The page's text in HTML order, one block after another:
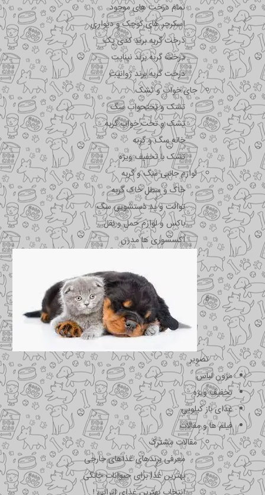
تمام درخت های موجود
اسکرچر های کوچک و دیواری
درخت گربه برند کدی پک
درخت گربه برند نیناپت
درخت گربه برند ژوانیت
جای خواب و تشک
تشک و تختحواب سگ
تشک و تخت خواب گربه
خانه سگ و گربه
تشک با تخفیف ویژه
لوازم جانبی سگ و گربه
خاک و سطل خاک گربه
توالت و پد دستشویی سگ
باکس و لوازم حمل و نقل
اکسسوری ها مدرن
تصویر
مزون لباس
تخفیف ویژه
غذای باز کیلویی
فیلم ها و مقالات
مقالات مشترک
معرفی برندهای غذاهای خارجی
بهترین غذا برای حیوانات خانگی